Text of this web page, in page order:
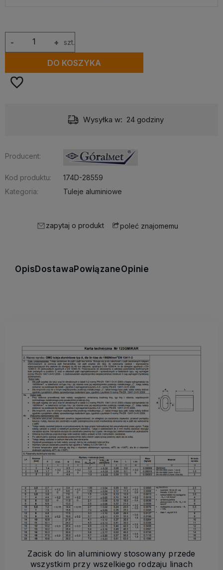
+
- szt.
DO KOSZYKA
Wysyłka w: 24 godziny
Producent:
Kod produktu:
174D-28559
Kategoria:
Tuleje aluminiowe
zapytaj o produkt poleć znajomemu
Opis Dostawa PowiązaneOpinie
Zacisk do lin aluminiowy stosowany przede
wszystkim przy wszelkiego rodzaju linach